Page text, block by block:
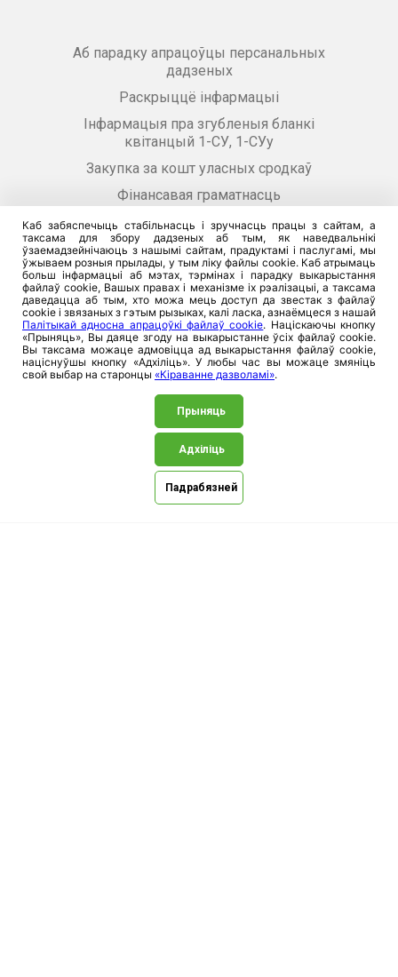
Аб парадку апрацоўцы персанальных
дадзеных
Раскрыццё інфармацыі
Інфармацыя пра згубленыя бланкі
квітанцый 1-СУ, 1-СУу
Закупка за кошт уласных сродкаў
Фінансавая граматнасць
Пытанне — адказ
Кіраванне дазволамі
Кантакты
Страхавая інфалінія 128
Тэлефануйце 128
Ситуационная помощь инвалидам
Нашы офісы
Каб забяспечыць стабільнасць і зручнасць працы з сайтам, а
таксама для збору дадзеных аб тым, як наведвальнікі
ўзаемадзейнічаюць з нашымі сайтам, прадуктамі і паслугамі, мы
ўжываем розныя прылады, у тым ліку файлы cookie. Каб атрымаць
больш інфармацыі аб мэтах, тэрмінах і парадку выкарыстання
файлаў cookie, Вашых правах і механізме іх рэалізацыі, а таксама
даведацца аб тым, хто можа мець доступ да звестак з файлаў
cookie і звязаных з гэтым рызыках, калі ласка, азнаёмцеся з нашай
Палітыкай адносна апрацоўкі файлаў cookie. Націскаючы кнопку
«Прыняць», Вы даяце згоду на выкарыстанне ўсіх файлаў cookie.
Вы таксама можаце адмовіцца ад выкарыстання файлаў cookie,
націснуўшы кнопку «Адхіліць». У любы час вы можаце змяніць
свой выбар на старонцы «Кіраванне дазволамі».
Прыняць
Адхіліць
Падрабязней